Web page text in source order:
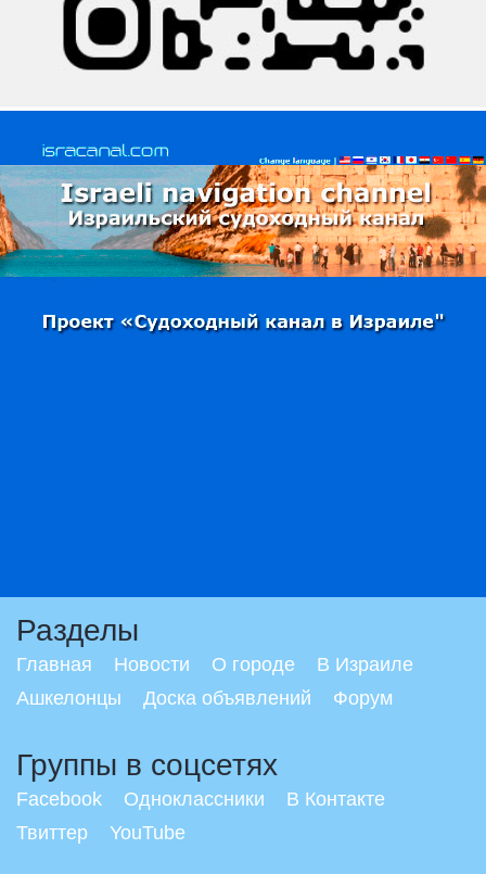
Разделы
Главная Новости О городе
В Израиле
Ашкелонцы
Доска объявлений Форум
Группы в соцсетях
Facebook Одноклассники
В Контакте
Твиттер
YouTube